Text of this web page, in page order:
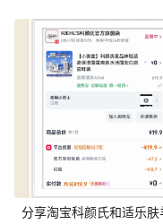
分享淘宝科颜氏和适乐肤